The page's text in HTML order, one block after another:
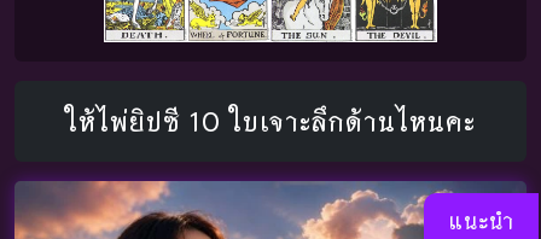
ให้ไพ่ยิปซี 10 ใบเจาะลึกด้านไหนคะ
แนะนำ